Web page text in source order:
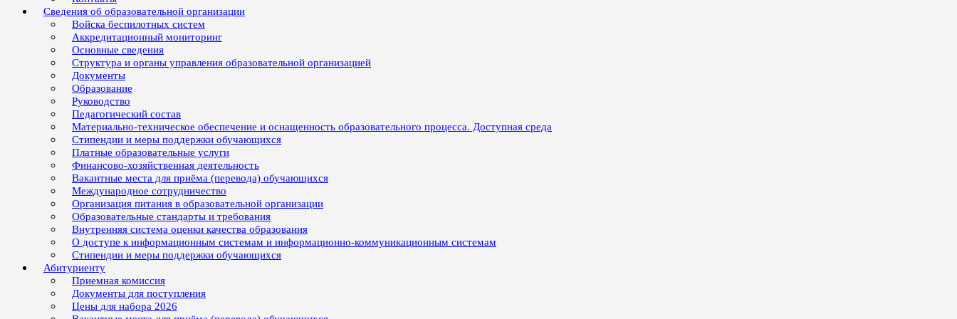
Сведения об образовательной организации
Войска беспилотных систем
Аккредитационный мониторинг
Основные сведения
Структура и органы управления образовательной организацией
Документы
Образование
Руководство
Педагогический состав
Материально-техническое обеспечение и оснащенность образовательного процесса. Доступная среда
Стипендии и меры поддержки обучающихся
Платные образовательные услуги
Финансово-хозяйственная деятельность
Вакантные места для приёма (перевода) обучающихся
Международное сотрудничество
Организация питания в образовательной организации
Образовательные стандарты и требования
Внутренняя система оценки качества образования
О доступе к информационным системам и информационно-коммуникационным системам
Стипендии и меры поддержки обучающихся
Абитуриенту
Приемная комиссия
Документы для поступления
Цены для набора 2026